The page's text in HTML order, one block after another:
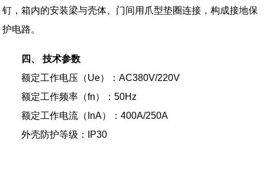
钉，箱内的安装梁与壳体、门间用爪型垫圈连接，构成接地保
护电路。
四、 技术参数
额定工作电压（Ue）：AC380V/220V
额定工作频率（fn）：50Hz
额定工作电流（InA）：400A/250A
外壳防护等级：IP30